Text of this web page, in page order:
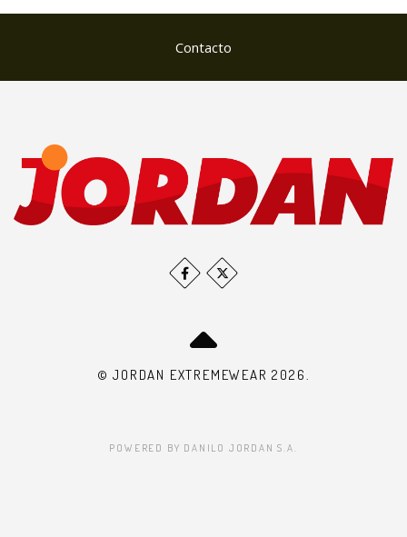
Contacto
© JORDAN EXTREMEWEAR 2026.
POWERED BY DANILO JORDAN S.A.